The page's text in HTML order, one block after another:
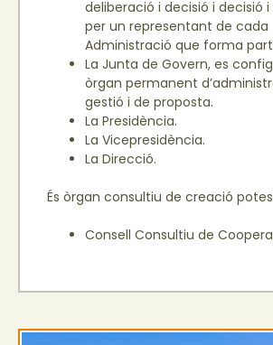
deliberació i decisió i decisió
per un representant de cada
Administració que forma
La Junta de Govern, es
òrgan permanent
gestió i de proposta.
La Presidència.
La Vicepresidència.
La Direcció.
És òrgan consultiu de creació
Consell Consultiu de